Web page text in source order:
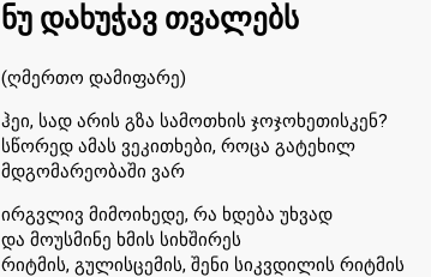
ნუ დახუჭავ თვალებს
(ღმერთო დამიფარე)
ჰეი, სად არის გზა სამოთხის ჯოჯოხეთისკენ?
სწორედ ამას ვეკითხები, როცა გატეხილ
მდგომარეობაში ვარ
ირგვლივ მიმოიხედე, რა ხდება უხვად
და მოუსმინე ხმის სიხშირეს
რიტმის, გულისცემის, შენი სიკვდილის რიტმის